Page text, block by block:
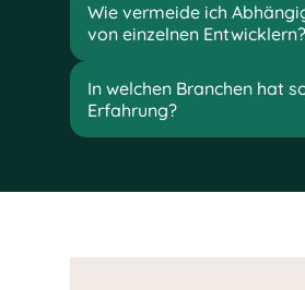
Wie vermeide ich
von einzelnen Entwicklern?
In welchen Branchen hat
Erfahrung?